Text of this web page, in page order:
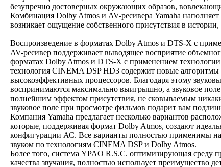
безупречно достоверных окружающих образов,
Комбинация Dolby Atmos и AV-ресивера Yamaha
возникает ощущение собственного присутствия в
Воспроизведение в форматах Dolby Atmos и DTS-X с
AV-ресивер поддерживает выводящее восприятие
форматах Dolby Atmos и DTS-X с применением
технология CINEMA DSP HD3 содержит новые алгоритмы
высокоэффективных процессоров. Благодаря этому
воспринимаются максимально выигрышно, а звуковое
полнейшим эффектом присутствия, не сковываемым
звуковое поле при просмотре фильмов подарит вам
Компания Yamaha предлагает несколько вариантов
которые, поддерживая формат Dolby Atmos, создают
конфигурации АС. Все варианты полностью применимы
звуком по технологиям CINEMA DSP и Dolby Atmos.
Более того, система YPAO R.S.C. оптимизирующая среду
качества звучания, полностью использует преимущество